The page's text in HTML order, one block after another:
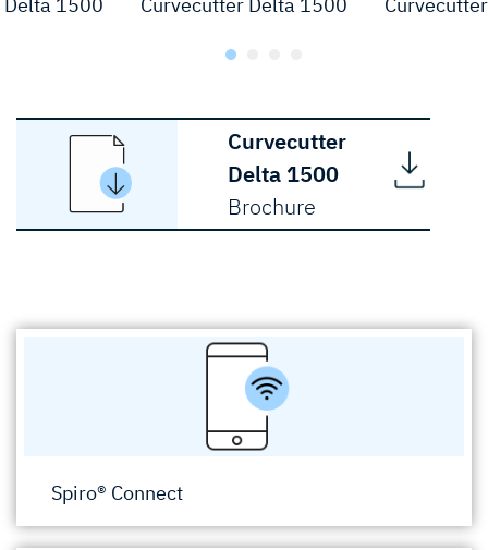
Curvecutter
Delta 1500
Brochure
Spiro® Connect